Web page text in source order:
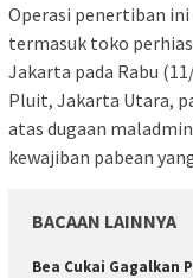
Operasi penertiban
termasuk toko
Jakarta pada Rabu
Pluit, Jakarta Utara,
atas dugaan
kewajiban pabean
BACAAN LAINNYA
Bea Cukai Gagalkan